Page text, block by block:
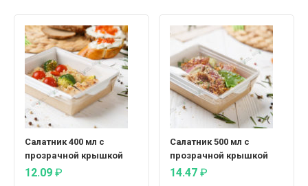
Салатник 400 мл с
прозрачной крышкой
12.09 ₽
Салатник 500 мл с
прозрачной крышкой
14.47 ₽